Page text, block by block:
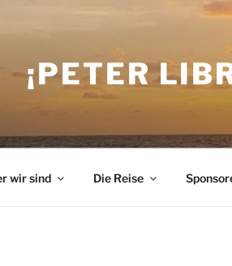
¡PETER
wir sind Die Reise